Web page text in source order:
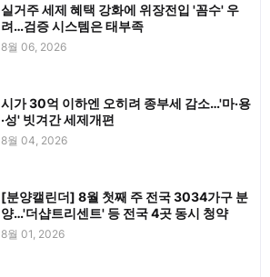
실거주 세제 혜택 강화에 위장전입 '꼼수' 우
려…검증 시스템은 태부족
8월 06, 2026
시가 30억 이하엔 오히려 종부세 감소…'마·용
·성' 빗겨간 세제개편
8월 04, 2026
[분양캘린더] 8월 첫째 주 전국 3034가구 분
양…'더샵트리센트' 등 전국 4곳 동시 청약
8월 01, 2026